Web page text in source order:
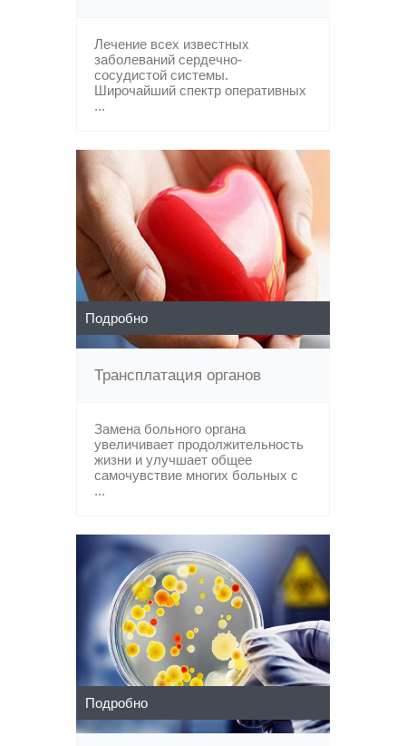
Лечение всех известных
заболеваний сердечно-
сосудистой системы.
Широчайший спектр оперативных
...
Подробно
Трансплатация органов
Замена больного органа
увеличивает продолжительность
жизни и улучшает общее
самочувствие многих больных с
...
Подробно